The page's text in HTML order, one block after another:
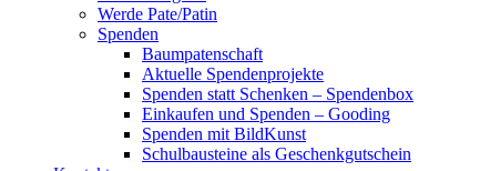
Werde Pate/Patin
Spenden
Baumpatenschaft
Aktuelle Spendenprojekte
Spenden statt Schenken – Spendenbox
Einkaufen und Spenden – Gooding
Spenden mit BildKunst
Schulbausteine als Geschenkgutschein